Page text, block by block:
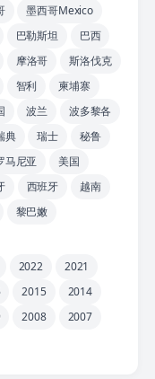
墨西哥Mexico
巴勒斯坦
巴西
摩洛哥
斯洛伐克
智利
柬埔寨
波兰
波多黎各
典 瑞士
秘鲁
马尼亚
美国
西班牙
越南
黎巴嫩
2022
2021
2015
2014
2008
2007